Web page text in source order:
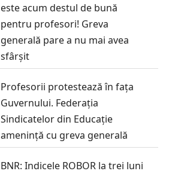
este acum destul de bună
pentru profesori! Greva
generală pare a nu mai avea
sfârșit
Profesorii protestează în fața
Guvernului. Federația
Sindicatelor din Educație
amenință cu greva generală
BNR: Indicele ROBOR la trei luni